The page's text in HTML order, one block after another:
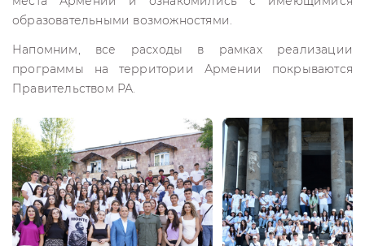
образовательными возможностями.
Напомним, все расходы в рамках реализации
программы на территории Армении покрываются
Правительством РА.